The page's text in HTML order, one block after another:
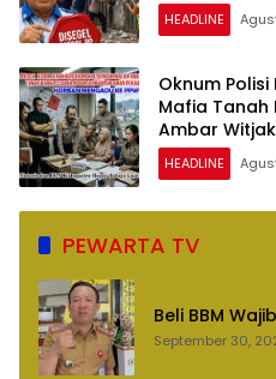
HEADLINE
Oknum
Mafia Tanah
Ambar
HEADLINE
PEWARTA TV
Beli BBM
September 30,